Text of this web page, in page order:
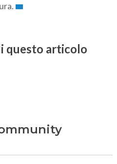
questo articolo